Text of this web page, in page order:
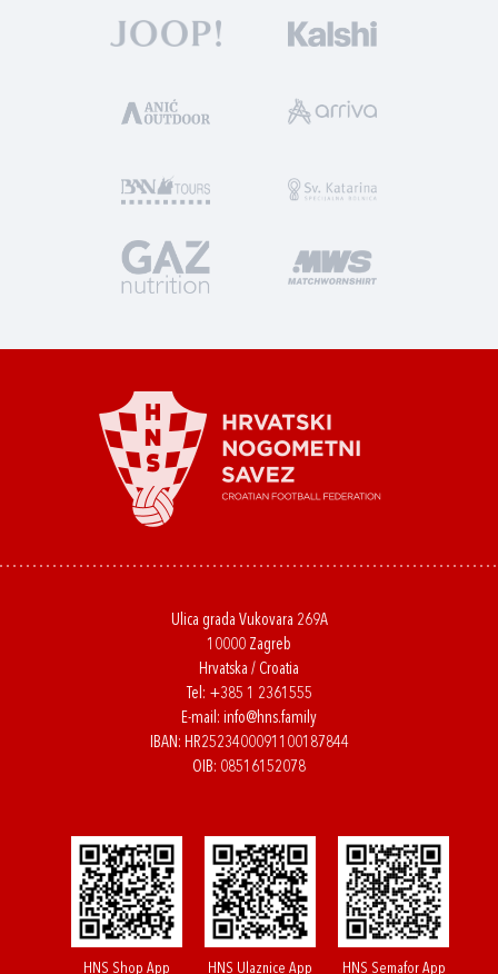
Ulica grada Vukovara 269A
10000 Zagreb
Hrvatska / Croatia
Tel: +385 1 2361555
E-mail: info@hns.family
IBAN: HR2523400091100187844
OIB: 08516152078
HNS Shop App HNS Ulaznice App HNS Semafor App